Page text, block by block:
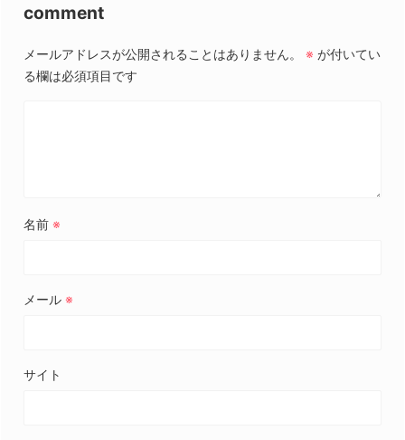
comment
メールアドレスが公開されることはありません。 ※ が付いてい
る欄は必須項目です
名前 ※
メール ※
サイト